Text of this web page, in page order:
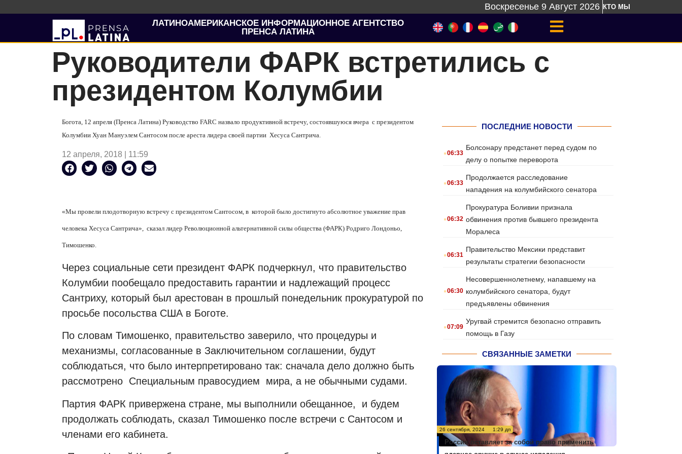
Воскресенье 9 Август 2026 КТО МЫ
ЛАТИНОАМЕРИКАНСКОЕ ИНФОРМАЦИОННОЕ АГЕНТСТВО
ПРЕНСА ЛАТИНА
Руководители ФАРК встретились с
президентом Колумбии
Богота, 12 апреля (Пренса Латина) Руководство FARC назвало продуктивной встречу, состоявшуюся вчера с президентом
Колумбии Хуан Мануэлем Сантосом после ареста лидера своей партии Хесуса Сантрича.
12 апреля, 2018 | 11:59
«Мы провели плодотворную встречу с президентом Сантосом, в которой было достигнуто абсолютное уважение прав
человека Хесуса Сантрича», сказал лидер Революционной альтернативной силы общества (ФАРК) Родриго Лондоньо,
Тимошенко.
Через социальные сети президент ФАРК подчеркнул, что правительство
Колумбии пообещало предоставить гарантии и надлежащий процесс
Сантриху, который был арестован в прошлый понедельник прокуратурой по
просьбе посольства США в Боготе.
По словам Тимошенко, правительство заверило, что процедуры и
механизмы, согласованные в Заключительном соглашении, будут
соблюдаться, что было интерпретировано так: сначала дело должно быть
рассмотрено Специальным правосудием мира, а не обычными судами.
Партия ФАРК привержена стране, мы выполнили обещанное, и будем
продолжать соблюдать, сказал Тимошенко после встречи с Сантосом и
членами его кабинета.
ПОСЛЕДНИЕ НОВОСТИ
.06:33
Болсонару предстанет перед судом по
делу о попытке переворота
.06:33
Продолжается расследование
нападения на колумбийского сенатора
.06:32
Прокуратура Боливии признала
обвинения против бывшего президента
Моралеса
.06:31
Правительство Мексики представит
результаты стратегии безопасности
.06:30
Несовершеннолетнему, напавшему на
колумбийского сенатора, будут
предъявлены обвинения
.07:09
Уругвай стремится безопасно отправить
помощь в Газу
СВЯЗАННЫЕ ЗАМЕТКИ
26 сентября, 2024 1:29 дп
Россия оставляет за собой право применить